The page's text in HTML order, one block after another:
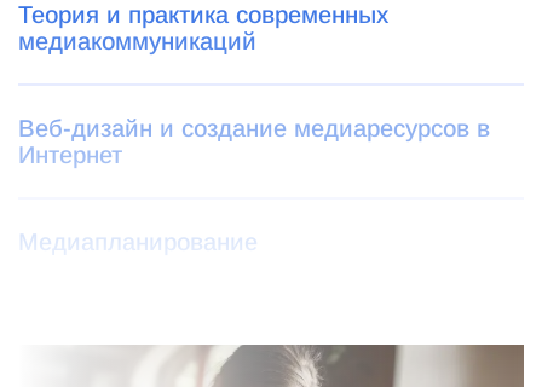
Теория и практика современных
медиакоммуникаций
Веб-дизайн и создание медиаресурсов в
Интернет
Медиапланирование